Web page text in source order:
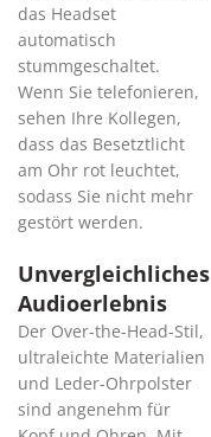
das Headset
automatisch
stummgeschaltet.
Wenn Sie telefonieren,
sehen Ihre Kollegen,
dass das Besetztlicht
am Ohr rot leuchtet,
sodass Sie nicht mehr
gestört werden.
Unvergleichliches
Audioerlebnis
Der Over-the-Head-Stil,
ultraleichte Materialien
und Leder-Ohrpolster
sind angenehm für